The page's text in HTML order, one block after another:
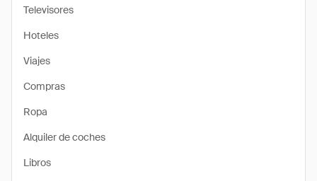
Televisores
Hoteles
Viajes
Compras
Ropa
Alquiler de coches
Libros